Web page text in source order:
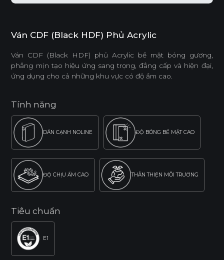
Ván CDF (Black HDF) Phủ Acrylic
Ván CDF (Black HDF) phủ Acrylic bề mặt bóng gương,
phẳng mịn tạo hiệu ứng sang trọng, đẳng cấp và hiện đại,
ứng dụng cho cả những khu vực có độ ẩm cao.
Tính năng
DÁN CẠNH NOLINE ĐỘ BÓNG BỀ MẶT CAO
ĐỘ CHỊU ẨM CAO THÂN THIỆN MÔI TRƯỜNG
Tiêu chuẩn
E1